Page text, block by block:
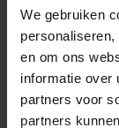
We gebruiken
en om ons
informatie over
partners voor
partners
samen aan
altijd om
ziekenhuis
bepaalde